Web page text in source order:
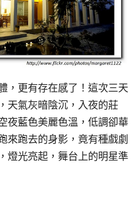
，更有存在感了！這次三天
天氣灰暗陰沉，入夜的莊
夜藍色美麗色溫，低調卻華
來跑去的身影，竟有種戲劇
燈光亮起，舞台上的明星準